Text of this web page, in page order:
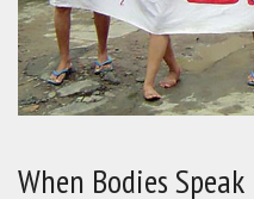
When Bodies Speak